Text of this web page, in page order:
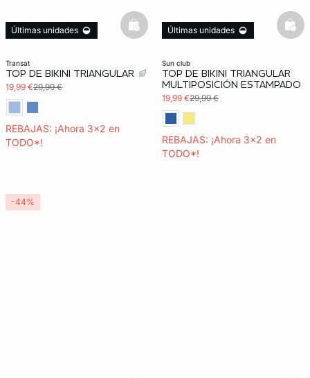
transat
TOP DE BIKINI TRIANGULAR
19,99 €29,99 €
REBAJAS: ¡Ahora 3x2 en
TODO*!
Últimas unidades
basketfull
sun club
TOP DE BIKINI TRIANGULAR
MULTIPOSICIÓN ESTAMPADO
19,99 €29,99 €
REBAJAS: ¡Ahora 3x2 en
TODO*!
Últimas unidades
-44%